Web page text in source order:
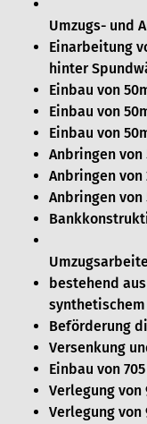
Umzugs- und
Einarbeitung
hinter
Einbau von
Einbau von
Einbau von
Anbringen
Anbringen von
Anbringen
bestehend
synthetischem
Beförderung
Versenkung
Einbau von
Verlegung
Verlegung